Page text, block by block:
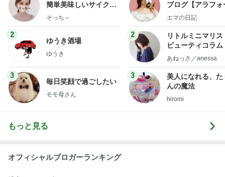
簡単美味しいサイクル
献立
そっち～
2
ゆうき酒場
ゆうき
3
毎日笑顔で過ごしたい
モモ母さん
ブログ【アラフォ
社売却セカンドラ
エマの日記
2
リトルミニマリス
ビューティコラ
little
あねっさ／anessa
3
美人になれる、た
んの魔法
hiromi
もっと見る
オフィシャルブロガーランキング